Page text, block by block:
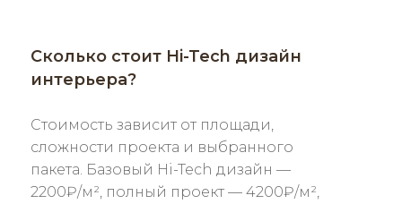
Сколько стоит Hi-Tech дизайн
интерьера?
Стоимость зависит от площади,
сложности проекта и выбранного
пакета. Базовый Hi-Tech дизайн —
2200₽/м², полный проект — 4200₽/м²,